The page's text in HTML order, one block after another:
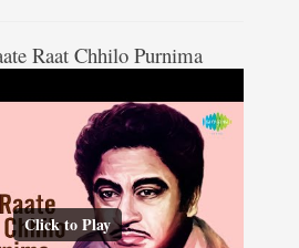
Raat Chhilo Purnima
Click to Play